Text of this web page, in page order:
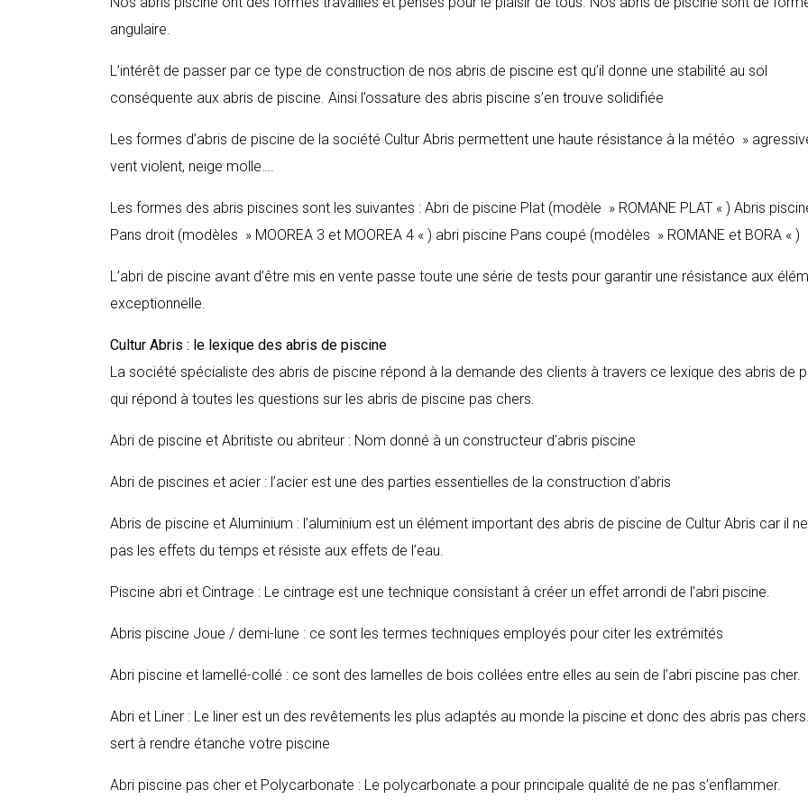
angulaire.
L’intérêt de passer par ce type de construction de nos abris de piscine est qu’il donne une stabilité au sol
conséquente aux abris de piscine. Ainsi l’ossature des abris piscine s’en trouve solidifiée
Les formes d’abris de piscine de la société Cultur Abris permettent une haute résistance à la météo »
vent violent, neige molle….
Les formes des abris piscines sont les suivantes : Abri de piscine Plat (modèle » ROMANE PLAT « ) Abris
Pans droit (modèles » MOOREA 3 et MOOREA 4 « ) abri piscine Pans coupé (modèles » ROMANE et BORA « )
L’abri de piscine avant d’être mis en vente passe toute une série de tests pour garantir une résistance aux
exceptionnelle.
Cultur Abris : le lexique des abris de piscine
La société spécialiste des abris de piscine répond à la demande des clients à travers ce lexique des abris de
qui répond à toutes les questions sur les abris de piscine pas chers.
Abri de piscine et Abritiste ou abriteur : Nom donné à un constructeur d’abris piscine
Abri de piscines et acier : l’acier est une des parties essentielles de la construction d’abris
Abris de piscine et Aluminium : l’aluminium est un élément important des abris de piscine de Cultur Abris car il
pas les effets du temps et résiste aux effets de l’eau.
Piscine abri et Cintrage : Le cintrage est une technique consistant à créer un effet arrondi de l’abri piscine.
Abris piscine Joue / demi-lune : ce sont les termes techniques employés pour citer les extrémités
Abri piscine et lamellé-collé : ce sont des lamelles de bois collées entre elles au sein de l’abri piscine pas cher.
Abri et Liner : Le liner est un des revêtements les plus adaptés au monde la piscine et donc des abris pas
sert à rendre étanche votre piscine
Abri piscine pas cher et Polycarbonate : Le polycarbonate a pour principale qualité de ne pas s’enflammer.